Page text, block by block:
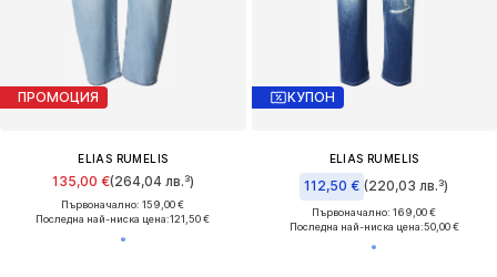
ПРОМОЦИЯ
ELIAS RUMELIS
135,00 €(264,04 лв.³)
Първоначално: 159,00 €
Последна най-ниска цена:121,50 €
КУПОН
ELIAS RUMELIS
112,50 € (220,03 лв.³)
Първоначално: 169,00 €
Последна най-ниска цена:50,00 €